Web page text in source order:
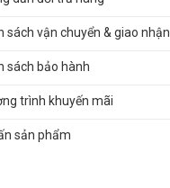
sách vận chuyển & giao nhận
sách bảo hành
trình khuyến mãi
sản phẩm